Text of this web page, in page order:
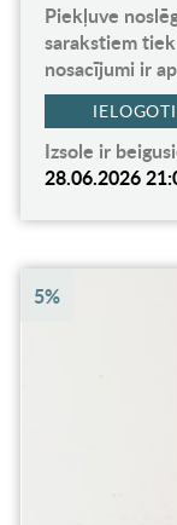
Piekļuve
sarakstiem
nosacījumi ir
Izsole ir
28.06.2026
5%